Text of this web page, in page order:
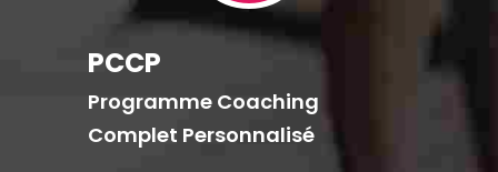
PCCP
Programme Coaching
Complet Personnalisé